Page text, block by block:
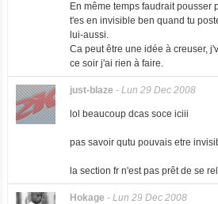
En même temps faudrait pousser
t'es en invisible ben quand tu
lui-aussi.
Ca peut être une idée à creuser,
ce soir j'ai rien à faire.
just-blaze - Lun 29 Dec 2008
lol beaucoup dcas soce iciii
pas savoir qutu pouvais etre
la section fr n'est pas prêt de se
Hokage - Lun 29 Dec 2008